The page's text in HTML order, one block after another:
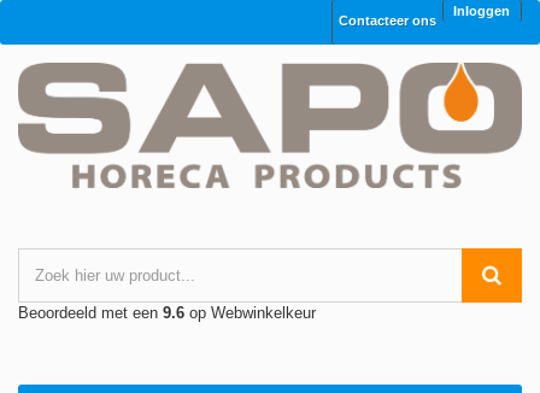
Inloggen
Contacteer ons
Beoordeeld met een 9.6 op Webwinkelkeur